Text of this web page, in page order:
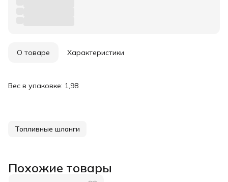
О товаре Характеристики
Вес в упаковке: 1,98
Топливные шланги
Похожие товары